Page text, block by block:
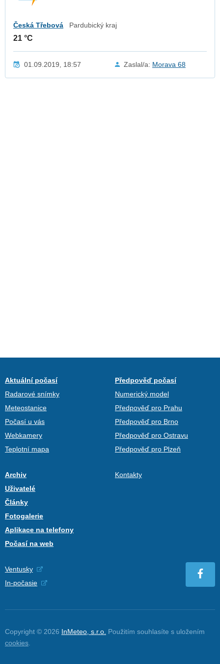
Česká Třebová Pardubický kraj
21 °C
01.09.2019, 18:57 Zaslal/a: Morava 68
Aktuální počasí
Radarové snímky
Meteostanice
Počasí u vás
Webkamery
Teplotní mapa
Předpověď počasí
Numerický model
Předpověď pro Prahu
Předpověď pro Brno
Předpověď pro Ostravu
Předpověď pro Plzeň
Archiv
Uživatelé
Články
Fotogalerie
Aplikace na telefony
Počasí na web
Kontakty
Ventusky
In-počasie
Copyright © 2026 InMeteo, s.r.o. Použitím souhlasíte s uložením
cookies.